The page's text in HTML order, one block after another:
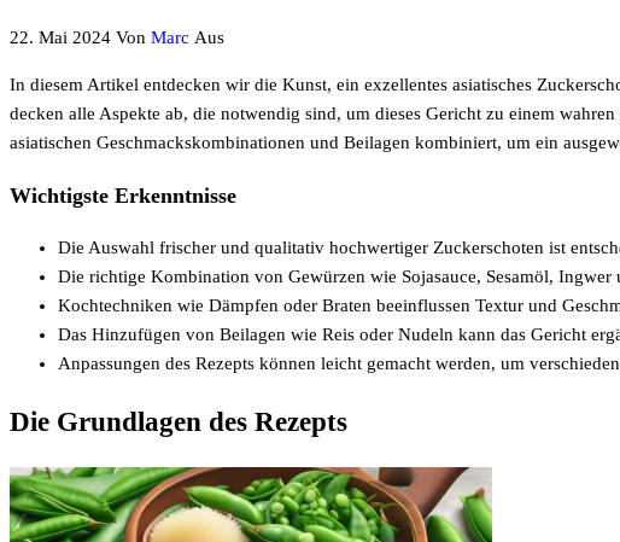
22. Mai 2024 Von Marc Aus
In diesem Artikel entdecken wir die Kunst, ein exzellentes asiatisches
decken alle Aspekte ab, die notwendig sind, um dieses Gericht zu einem
asiatischen Geschmackskombinationen und Beilagen kombiniert, um ein
Wichtigste Erkenntnisse
Die Auswahl frischer und qualitativ hochwertiger Zuckerschoten ist
Die richtige Kombination von Gewürzen wie Sojasauce, Sesamöl,
Kochtechniken wie Dämpfen oder Braten beeinflussen Textur und
Das Hinzufügen von Beilagen wie Reis oder Nudeln kann das Gericht
Anpassungen des Rezepts können leicht gemacht werden, um
Die Grundlagen des Rezepts